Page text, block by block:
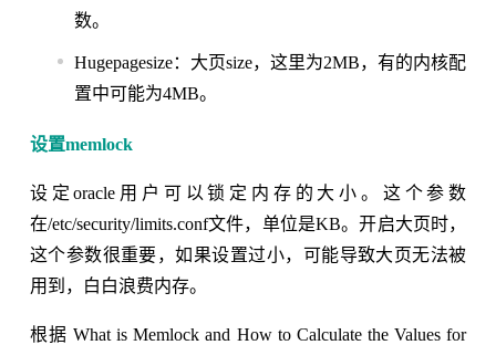
数。
Hugepagesize：大页size，这里为2MB，有的内核配
置中可能为4MB。
设置memlock
设定oracle用户可以锁定内存的大小。这个参数
在/etc/security/limits.conf文件，单位是KB。开启大页时，
这个参数很重要，如果设置过小，可能导致大页无法被
用到，白白浪费内存。
根据 What is Memlock and How to Calculate the Values for